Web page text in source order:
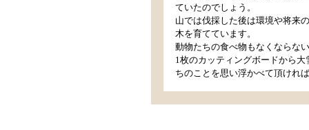
ていたのでしょう。
山では伐採した後は環境や将来
木を育てています。
動物たちの食べ物もなくならな
1枚のカッティングボードから
ちのことを思い浮かべて頂けれ